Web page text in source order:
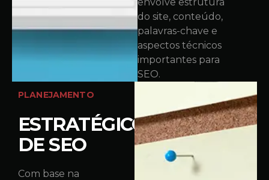
do site, conteúdo,
palavras-chave e
aspectos técnicos
importantes para
SEO.
PLANEJAMENTO
ESTRATÉGICO
DE SEO
Com base na